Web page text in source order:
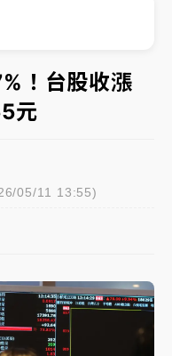
驗黑幕 運動部不追
一次看
本周天氣展望「多
實驗黑幕 運動部不追
！台股收漲
元
05/11 13:55)